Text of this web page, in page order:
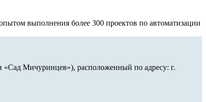
выполнения более 300 проектов по автоматизации
Мичуринцев»), расположенный по адресу: г.